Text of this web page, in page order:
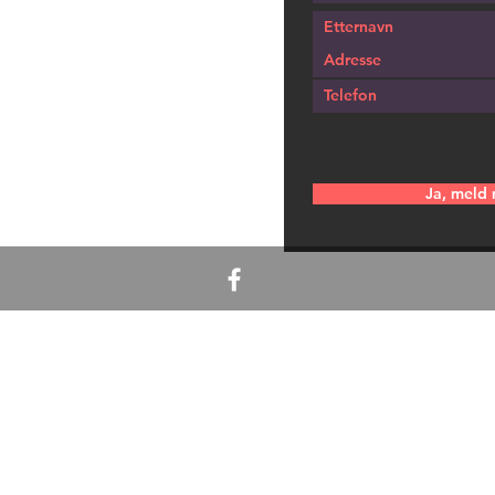
Ja, meld